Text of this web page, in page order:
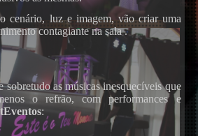
cenário, luz e imagem, vão criar uma
contagiante na sala .
sobretudo as músicas inesquecíveis que
o refrão, com performances e
: